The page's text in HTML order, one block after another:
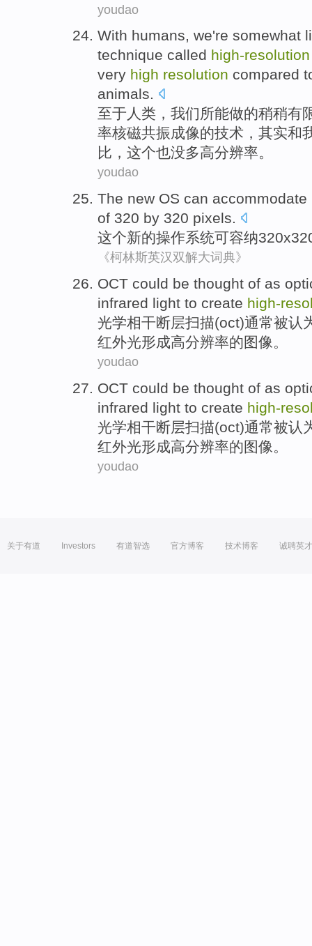
youdao
With humans, we're somewhat
technique called high-resolution
very high resolution compared
animals.
至于 人类， 我们所能做的稍稍有
率核磁共振成像的技术 ，其实和
比 ， 这个也没多高分辨率。
youdao
The new OS can accommodate
of 320 by 320 pixels.
这个新的操作系统可容纳320
《柯林斯英汉双解大词典》
OCT could be thought of as
infrared light to create high-
光学相干断层扫描(oct)通常被认
红外光形成高分辨率的图像。
youdao
OCT could be thought of as
infrared light to create high-
光学相干断层扫描(oct)通常被认
红外光形成高分辨率的图像。
youdao
关于有道 Investors 有道智选 官方博客 技术博客 诚聘英才